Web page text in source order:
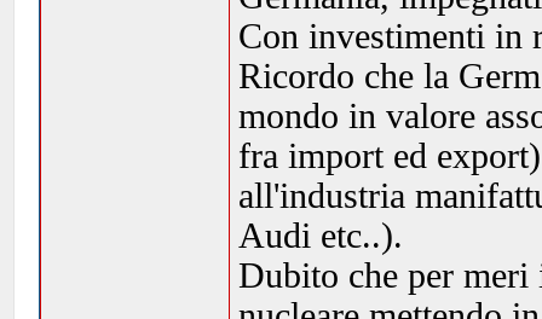
Con investimenti in
Ricordo che la
mondo in valore
fra import ed
all'industria
Audi etc..).
Dubito che per